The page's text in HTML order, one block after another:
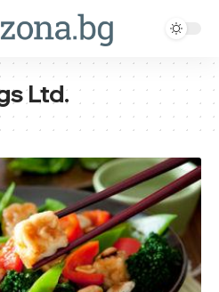
Ltd.